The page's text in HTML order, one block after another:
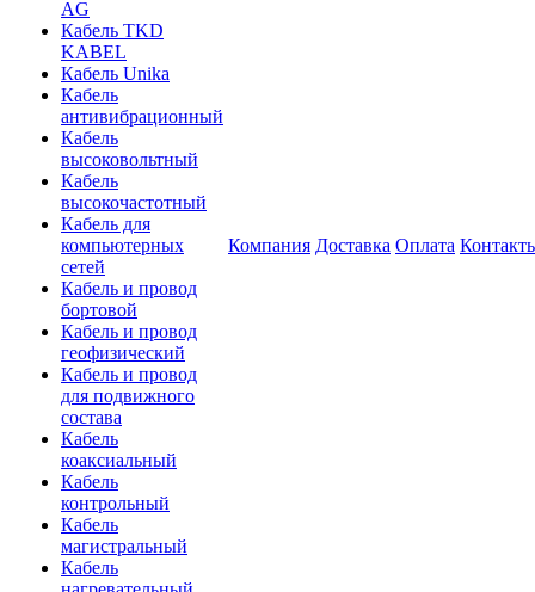
AG
Кабель TKD
KABEL
Кабель Unika
Кабель
антивибрационный
Кабель
высоковольтный
Кабель
высокочастотный
Кабель для
компьютерных
сетей
Кабель и провод
бортовой
Кабель и провод
геофизический
Кабель и провод
для подвижного
состава
Кабель
коаксиальный
Кабель
контрольный
Кабель
магистральный
Кабель
Компания Доставка Оплата